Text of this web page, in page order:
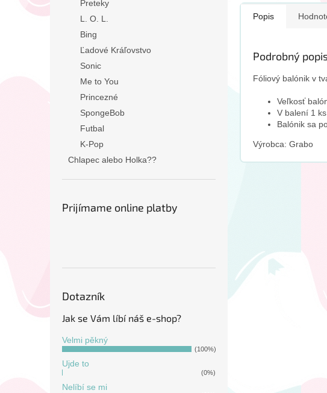
Preteky
L. O. L.
Bing
Ľadové Kráľovstvo
Sonic
Me to You
Princezné
SpongeBob
Futbal
K-Pop
Chlapec alebo Holka??
Prijímame online platby
Dotazník
Jak se Vám líbí náš e-shop?
Velmi pěkný
(100%)
Ujde to
(0%)
Nelíbí se mi
Popis
Podrobný
Fóliový balónik v
Veľkosť
V balení 1 ks
Balónik sa
Výrobca: Grabo